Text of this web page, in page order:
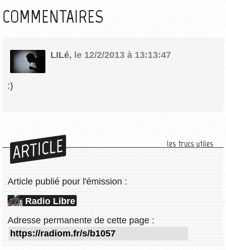
COMMENTAIRES
LILé, le 12/2/2013 à 13:13:47
:)
ARTICLE les trucs utiles
Article publié pour l'émission :
Radio Libre
Adresse permanente de cette page :